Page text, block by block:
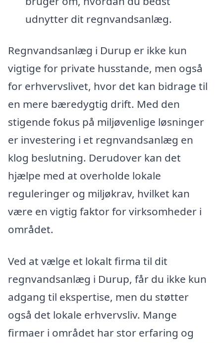
udnytter dit regnvandsanlæg.
Regnvandsanlæg i Durup er ikke kun
vigtige for private husstande, men også
for erhvervslivet, hvor det kan bidrage til
en mere bæredygtig drift. Med den
stigende fokus på miljøvenlige løsninger
er investering i et regnvandsanlæg en
klog beslutning. Derudover kan det
hjælpe med at overholde lokale
reguleringer og miljøkrav, hvilket kan
være en vigtig faktor for virksomheder i
området.
Ved at vælge et lokalt firma til dit
regnvandsanlæg i Durup, får du ikke kun
adgang til ekspertise, men du støtter
også det lokale erhvervsliv. Mange
firmaer i området har stor erfaring og